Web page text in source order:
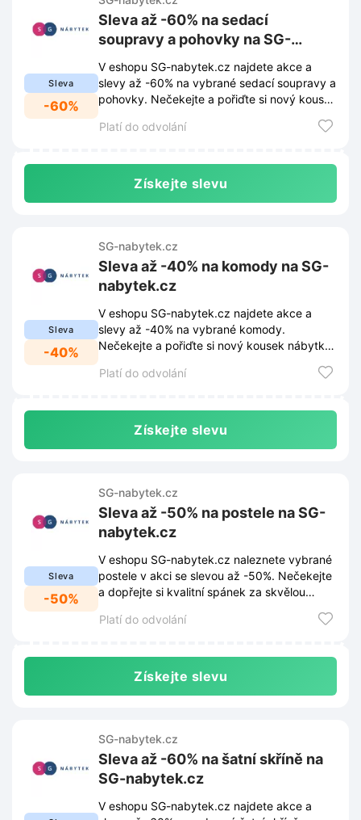
Sleva
-60%
Sleva až -60% na sedací
soupravy a pohovky na SG-
nabytek.cz
V eshopu SG-nabytek.cz najdete akce a
slevy až -60% na vybrané sedací soupravy a
pohovky. Nečekejte a pořiďte si nový kousek
Platí do odvolání
Získejte slevu
Sleva
-40%
SG-nabytek.cz
Sleva až -40% na komody na SG-
nabytek.cz
V eshopu SG-nabytek.cz najdete akce a
slevy až -40% na vybrané komody.
Nečekejte a pořiďte si nový kousek nábytku
Platí do odvolání
Získejte slevu
Sleva
-50%
SG-nabytek.cz
Sleva až -50% na postele na SG-
nabytek.cz
V eshopu SG-nabytek.cz naleznete vybrané
postele v akci se slevou až -50%. Nečekejte
a dopřejte si kvalitní spánek za skvělou
Platí do odvolání
Získejte slevu
SG-nabytek.cz
Sleva až -60% na šatní skříně na
SG-nabytek.cz
V eshopu SG-nabytek.cz najdete akce a